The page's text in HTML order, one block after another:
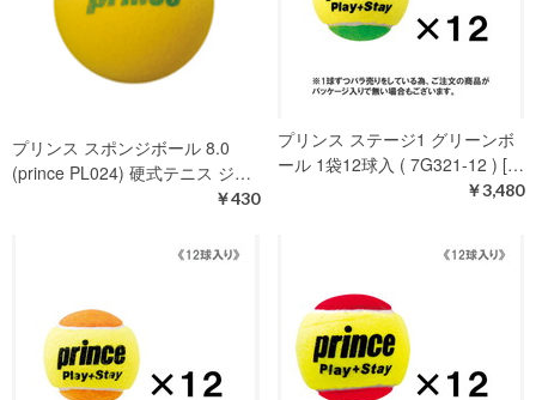
プリンス スポンジボール 8.0
(prince PL024) 硬式テニス ジ…
￥430
プリンス ステージ1 グリーンボ
ール 1袋12球入 ( 7G321-12 ) […
￥3,480